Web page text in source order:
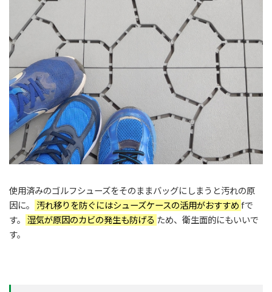
使用済みのゴルフシューズをそのままバッグにしまうと汚れの原
因に。
汚れ移りを防ぐにはシューズケースの活用がおすすめ fで
す。
湿気が原因のカビの発生も防げる ため、衛生面的にもいいで
す。